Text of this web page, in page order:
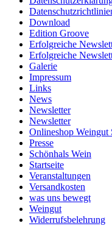
Download
Edition Groove
Erfolgreiche
Erfolgreiche
Galerie
Impressum
Links
News
Newsletter
Newsletter
Onlineshop Weingut
Presse
Schönhals Wein
Startseite
Veranstaltungen
Versandkosten
was uns bewegt
Weingut
Widerrufsbelehrung